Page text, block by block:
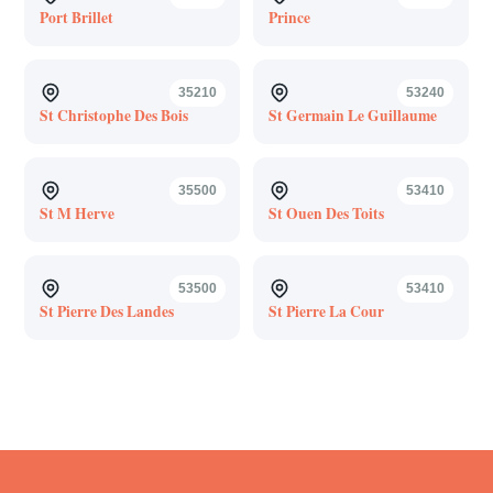
Port Brillet Prince
35210
St Christophe Des Bois
53240
St Germain Le Guillaume
35500
St M Herve
53410
St Ouen Des Toits
53500
St Pierre Des Landes
53410
St Pierre La Cour